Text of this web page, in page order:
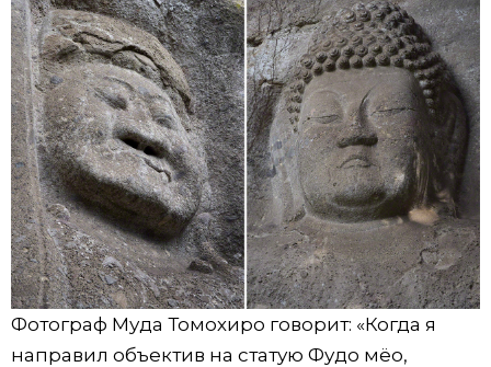
Фотограф Муда Томохиро говорит: «Когда я
направил объектив на статую Фудо мёо,